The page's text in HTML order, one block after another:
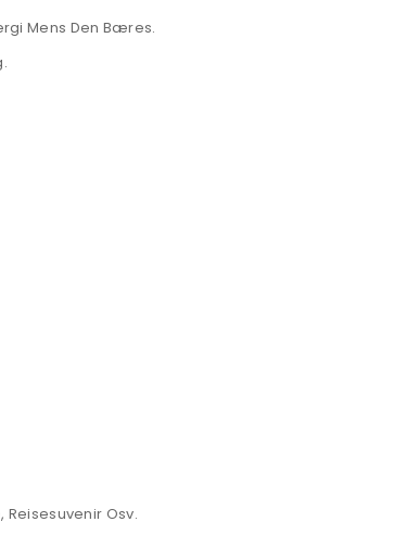
Mens Den Bæres.
Osv.